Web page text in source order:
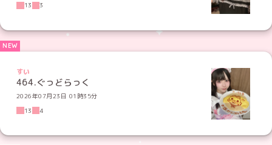
13
3
すい
464.ぐっどらっく
2026年07月23日 01時35分
13
4